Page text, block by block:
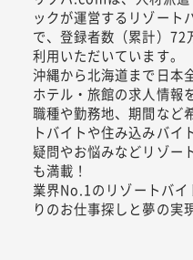
ックが運営するリゾート
で、登録者数（累計）
利用いただいています。
沖縄から北海道まで日本
ホテル・旅館の求人情報
職種や勤務地、期間など
トバイトや住み込みバイ
疑問やお悩みなどリゾー
も満載！
業界No.1のリゾートバ
りのお仕事探しと夢の実